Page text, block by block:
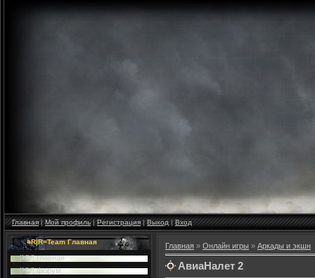
Главная|Мой профиль|Регистрация|Выход|Вход
=R|R=Team Главная
|HV| главная
|HV| форум
Главная » Онлайн игры » Аркады и экшн
АвиаНалет 2